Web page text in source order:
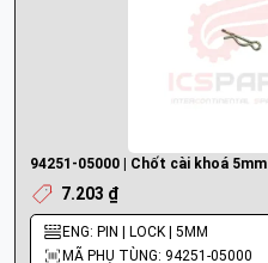
94251-05000 | Chốt cài khoá 5mm
7.203 ₫
ENG: PIN | LOCK | 5MM
MÃ PHỤ TÙNG: 94251-05000